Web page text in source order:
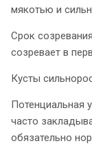
мякотью и
Срок
созревает в
Кусты
Потенциальная
часто
обязательно